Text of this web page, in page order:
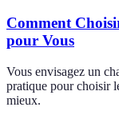
Comment
pour Vous
Vous envisagez un
pratique pour choisir
mieux.